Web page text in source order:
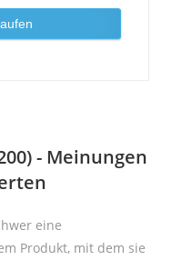
- Meinungen
eine
Produkt, mit dem sie